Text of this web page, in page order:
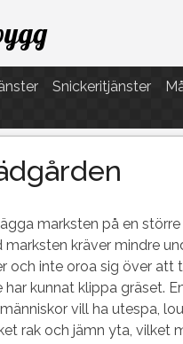
Snickeritjänster
marksten på en
kräver mindre
och inte oroa sig över att
kunnat klippa gräset.
vill ha utespa,
rak och jämn yta, vilket